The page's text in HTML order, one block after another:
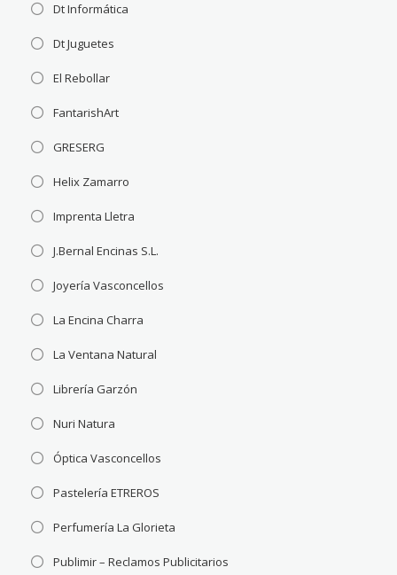
Dt Informática
Dt Juguetes
El Rebollar
FantarishArt
GRESERG
Helix Zamarro
Imprenta Lletra
J.Bernal Encinas S.L.
Joyería Vasconcellos
La Encina Charra
La Ventana Natural
Librería Garzón
Nuri Natura
Óptica Vasconcellos
Pastelería ETREROS
Perfumería La Glorieta
Publimir – Reclamos Publicitarios